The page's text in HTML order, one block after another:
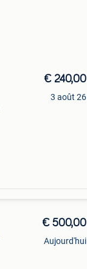
€ 240,00
3 août 26
€ 500,00
Aujourd'hui